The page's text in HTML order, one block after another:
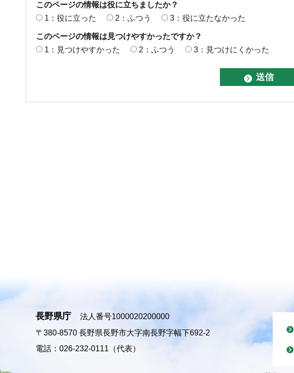
このページの情報は役に立ちましたか？
1：役に立った
2：ふつう 3：役に立たなかった
このページの情報は見つけやすかったですか？
1：見つけやすかった
2：ふつう 3：見つけにくかった
長野県庁
法人番号1000020200000
〒380-8570 長野県長野市大字南長野字幅下692-2
電話：026-232-0111（代表）